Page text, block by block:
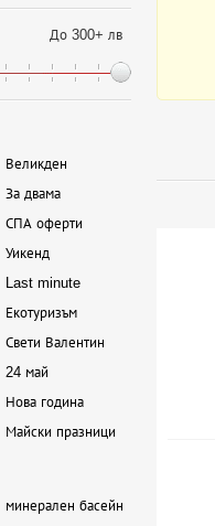
До 300+ лв
Великден
За двама
СПА оферти
Уикенд
Last minute
Екотуризъм
Свети Валентин
24 май
Нова година
Майски празници
минерален басейн